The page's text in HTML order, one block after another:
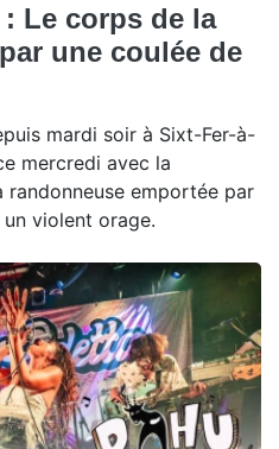
Le corps de la
une coulée de
mardi soir à Sixt-Fer-à-
mercredi avec la
emportée par
violent orage.